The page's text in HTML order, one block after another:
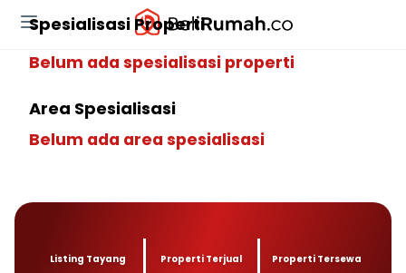
Spesialisasi Properti
Belum ada spesialisasi properti
Area Spesialisasi
Belum ada area spesialisasi
Listing Tayang Properti Terjual Properti Tersewa